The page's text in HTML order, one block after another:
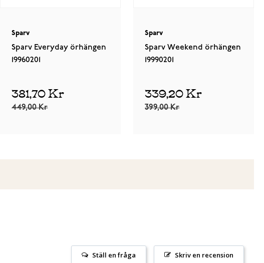
Sparv
Sparv Everyday örhängen
19960201
381,70 Kr
449,00 Kr
Sparv
Sparv Weekend örhängen
19990201
339,20 Kr
399,00 Kr
Skriv en recension
Ställ en fråga